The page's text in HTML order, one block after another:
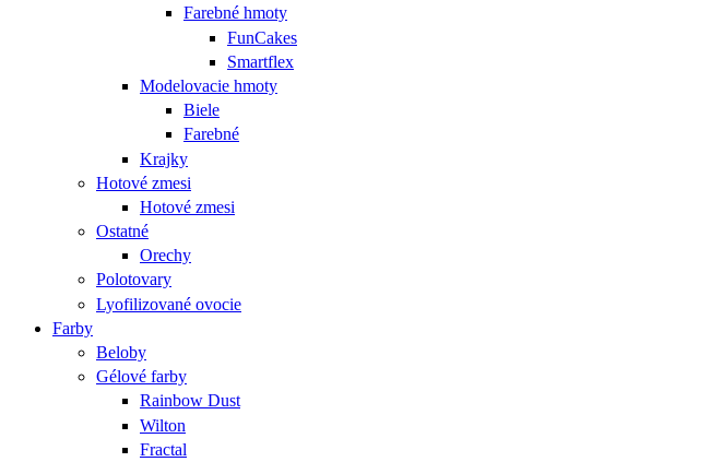
Farebné hmoty
FunCakes
Smartflex
Modelovacie hmoty
Biele
Farebné
Krajky
Hotové zmesi
Hotové zmesi
Ostatné
Orechy
Polotovary
Lyofilizované ovocie
Farby
Beloby
Gélové farby
Rainbow Dust
Wilton
Fractal